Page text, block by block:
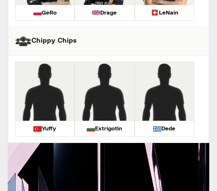
GeRo Drage LeNain
Chippy Chips
Yuffy Extrigotin Dede